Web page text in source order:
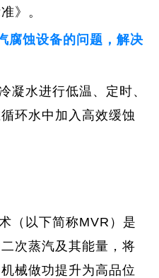
》。
腐蚀设备的问题，解决
凝水进行低温、定时、
环水中加入高效缓蚀
（以下简称MVR）是
次蒸汽及其能量，将
械做功提升为高品位